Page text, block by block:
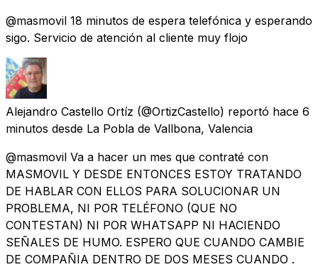
@masmovil 18 minutos de espera telefónica y esperando
sigo. Servicio de atención al cliente muy flojo
Alejandro Castello Ortíz (@OrtizCastello) reportó hace 6
minutos desde La Pobla de Vallbona, Valencia
@masmovil Va a hacer un mes que contraté con
MASMOVIL Y DESDE ENTONCES ESTOY TRATANDO
DE HABLAR CON ELLOS PARA SOLUCIONAR UN
PROBLEMA, NI POR TELÉFONO (QUE NO
CONTESTAN) NI POR WHATSAPP NI HACIENDO
SEÑALES DE HUMO. ESPERO QUE CUANDO CAMBIE
DE COMPAÑIA DENTRO DE DOS MESES CUANDO .